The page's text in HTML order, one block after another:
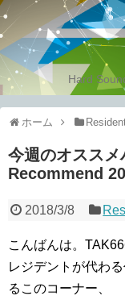
Hard
ホーム
今週のオスス
Recommend
2018/3/8
こんばんは。
レジデントが代わ
るこのコーナー、